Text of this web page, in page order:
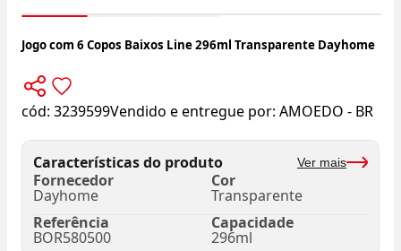
Jogo com 6 Copos Baixos Line 296ml Transparente Dayhome
cód: 3239599Vendido e entregue por: AMOEDO - BR
Características do produto Ver mais
Fornecedor
Dayhome
Cor
Transparente
Referência
BOR580500
Capacidade
296ml